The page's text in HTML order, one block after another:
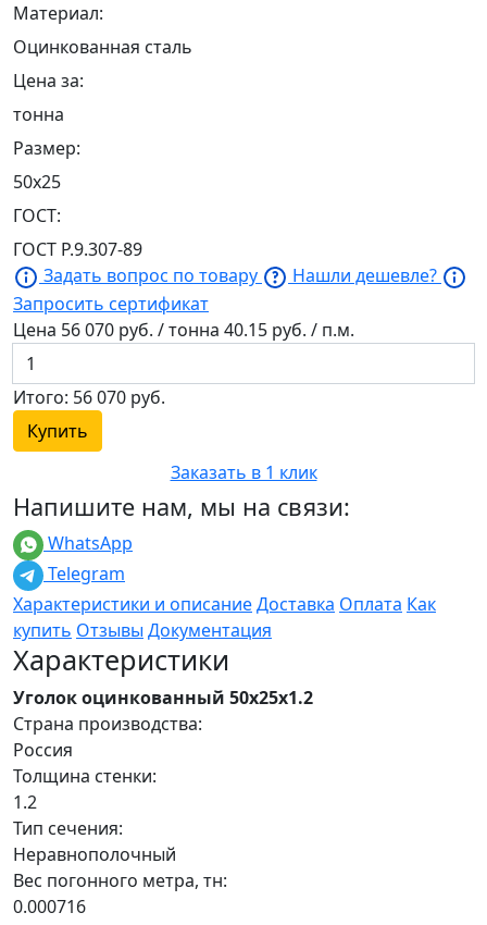
Материал:
Оцинкованная сталь
Цена за:
тонна
Размер:
50х25
ГОСТ:
ГОСТ Р.9.307-89
Задать вопрос по товару
Нашли дешевле?
Запросить сертификат
Цена 56 070 руб. / тонна 40.15 руб. / п.м.
Итого: 56 070 руб.
Купить
Заказать в 1 клик
Напишите нам, мы на связи:
WhatsApp
Telegram
Характеристики и описаниеДоставка Оплата Как
купить Отзывы Документация
Характеристики
Уголок оцинкованный 50х25х1.2
Страна производства:
Россия
Толщина стенки:
1.2
Тип сечения:
Неравнополочный
Вес погонного метра, тн:
0.000716